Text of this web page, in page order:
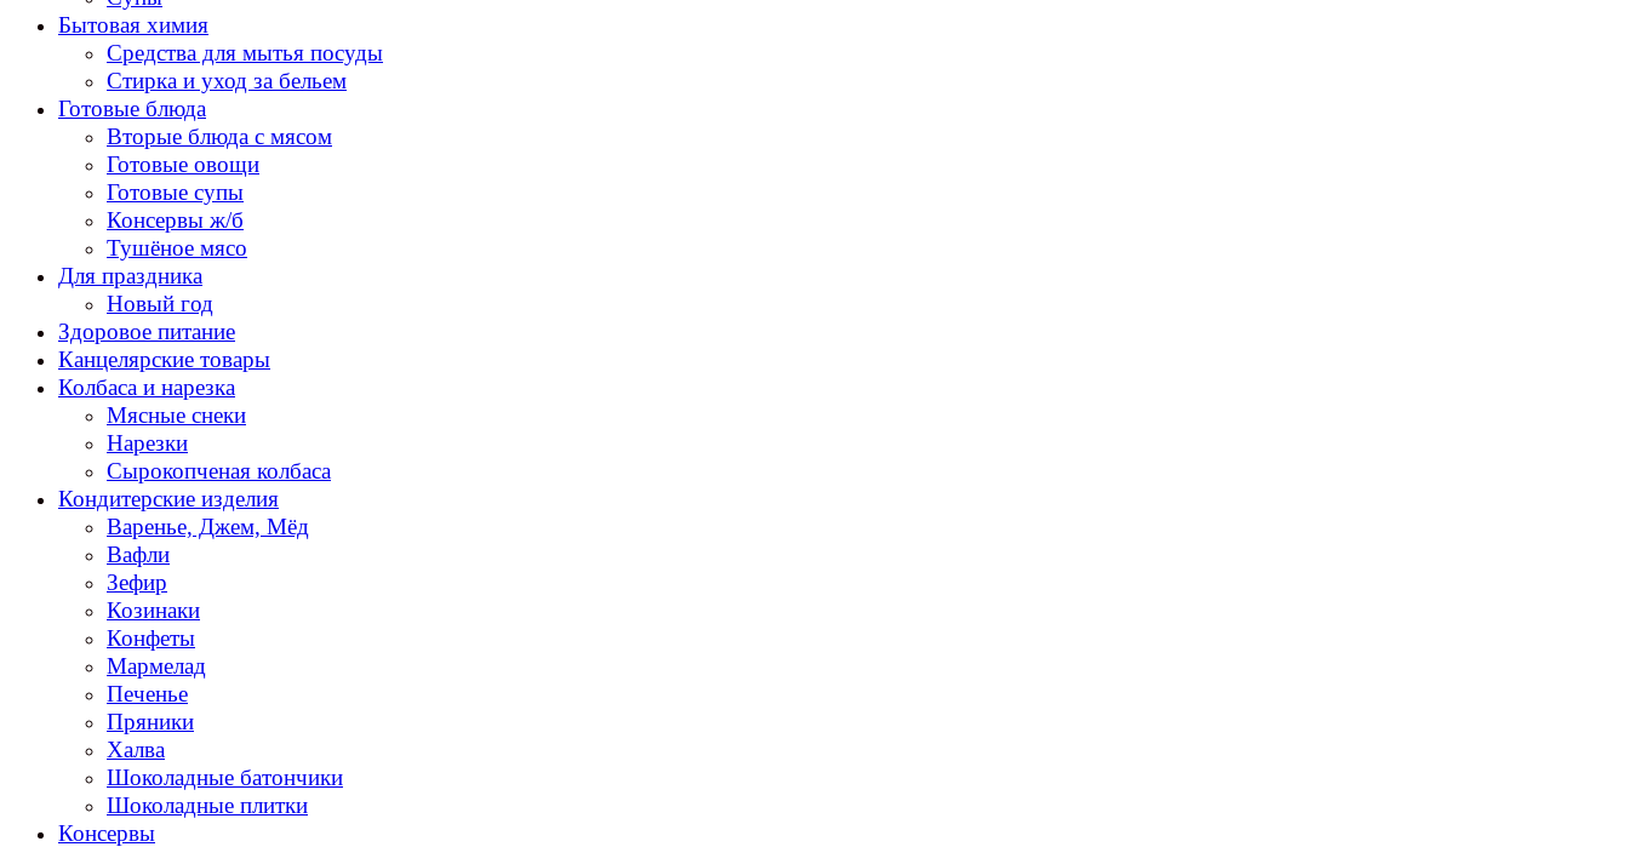
Бытовая химия
Средства для мытья посуды
Стирка и уход за бельем
Готовые блюда
Вторые блюда с мясом
Готовые овощи
Готовые супы
Консервы ж/б
Тушёное мясо
Для праздника
Новый год
Здоровое питание
Канцелярские товары
Колбаса и нарезка
Мясные снеки
Нарезки
Сырокопченая колбаса
Кондитерские изделия
Варенье, Джем, Мёд
Вафли
Зефир
Козинаки
Конфеты
Мармелад
Печенье
Пряники
Халва
Шоколадные батончики
Шоколадные плитки
Консервы